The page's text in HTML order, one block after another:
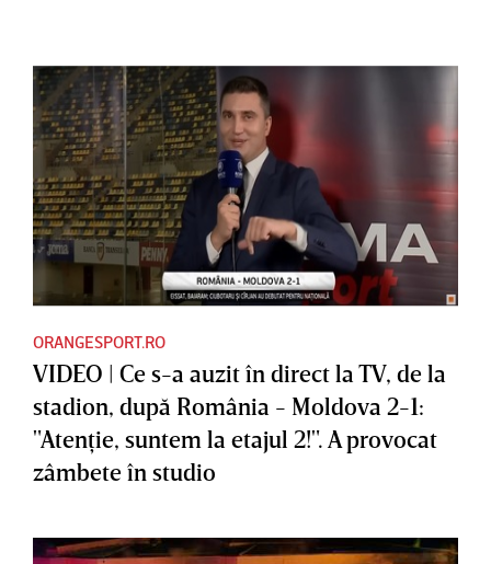
ORANGESPORT.RO
VIDEO | Ce s-a auzit în direct la TV, de la
stadion, după România - Moldova 2-1:
"Atenţie, suntem la etajul 2!". A provocat
zâmbete în studio